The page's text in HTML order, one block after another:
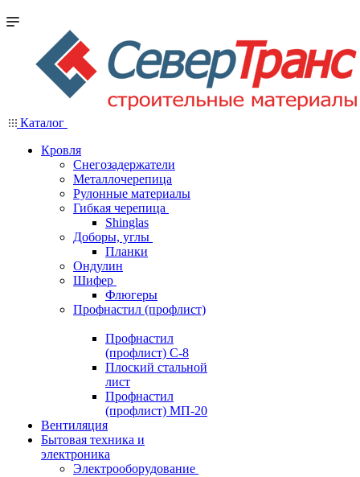
Каталог
Кровля
Снегозадержатели
Металлочерепица
Рулонные материалы
Гибкая черепица
Shinglas
Доборы, углы
Планки
Ондулин
Шифер
Флюгеры
Профнастил (профлист)
Профнастил
(профлист) С-8
Плоский стальной
лист
Профнастил
(профлист) МП-20
Вентиляция
Бытовая техника и
электроника
Электрооборудование